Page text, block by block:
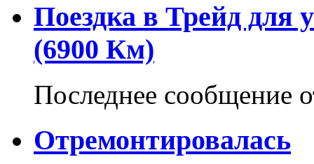
Поездка в Трейд для
(6900 Км)
Последнее сообщение
Отремонтировалась